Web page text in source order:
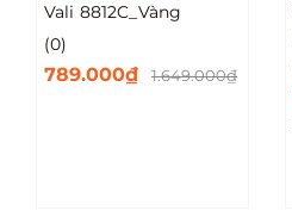
Vali 8812C_Vàng
(0)
789.000₫ 1.649.000₫